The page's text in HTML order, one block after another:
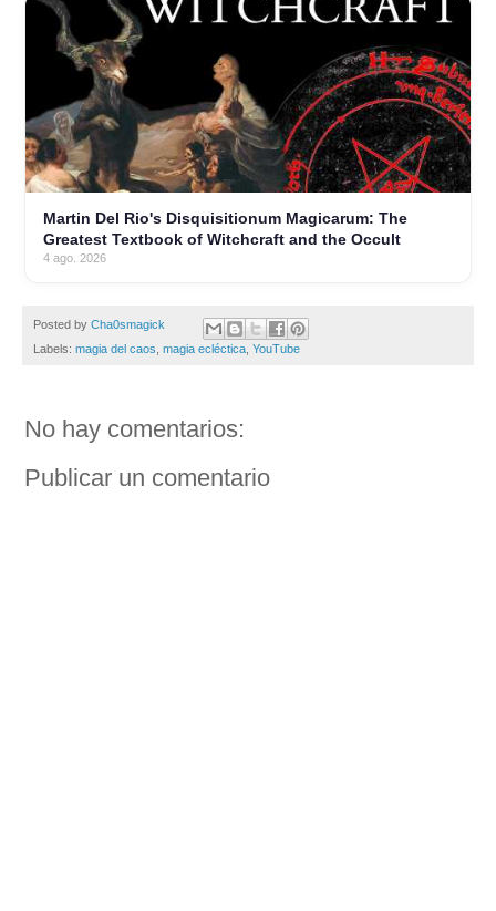
Martin Del Rio's Disquisitionum Magicarum: The
Greatest Textbook of Witchcraft and the Occult
4 ago. 2026
Posted by Cha0smagick
Labels: magia del caos magia ecléctica YouTube
No hay comentarios:
Publicar un comentario